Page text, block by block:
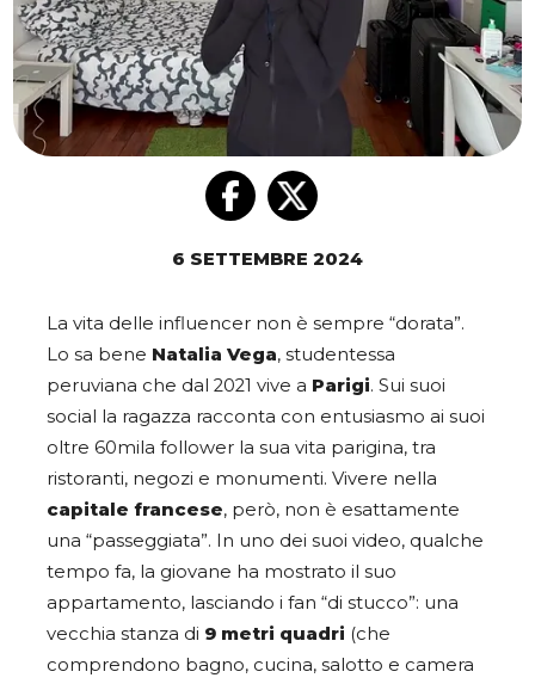
6 SETTEMBRE 2024
La vita delle influencer non è sempre “dorata”.
Lo sa bene Natalia Vega, studentessa
peruviana che dal 2021 vive a Parigi. Sui suoi
social la ragazza racconta con entusiasmo ai suoi
oltre 60mila follower la sua vita parigina, tra
ristoranti, negozi e monumenti. Vivere nella
capitale francese, però, non è esattamente
una “passeggiata”. In uno dei suoi video, qualche
tempo fa, la giovane ha mostrato il suo
appartamento, lasciando i fan “di stucco”: una
vecchia stanza di 9 metri quadri (che
comprendono bagno, cucina, salotto e camera